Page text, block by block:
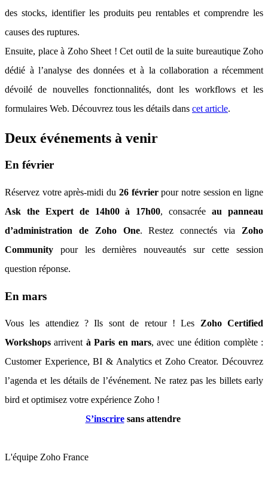
des stocks, identifier les produits peu rentables et comprendre les
causes des ruptures.
Ensuite, place à Zoho Sheet ! Cet outil de la suite bureautique Zoho
dédié à l’analyse des données et à la collaboration a récemment
dévoilé de nouvelles fonctionnalités, dont les workflows et les
formulaires Web. Découvrez tous les détails dans cet article.
Deux événements à venir
En février
Réservez votre après-midi du 26 févrierpour notre session en ligne
Ask the Expert de 14h00 à 17h00, consacréeau panneau
d’administration de Zoho One. Restez connectés via Zoho
Community pour les dernières nouveautés sur cette session
question réponse.
En mars
Vous les attendiez ? Ils sont de retour ! Les Zoho Certified
Workshops arrivent à Paris en mars, avec une édition complète :
Customer Experience, BI & Analytics et Zoho Creator. Découvrez
l’agenda et les détails de l’événement. Ne ratez pas les billets early
bird et optimisez votre expérience Zoho !
S’inscriresans attendre
L'équipe Zoho France